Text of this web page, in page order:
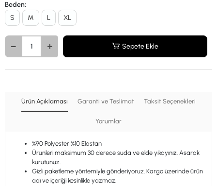
Beden:
S
M L XL
Sepete Ekle
Ürün Açıklaması Garanti ve Teslimat Taksit Seçenekleri
Yorumlar
%90 Polyester %10 Elastan
Ürünleri maksimum 30 derece suda ve elde yıkayınız. Asarak
kurutunuz.
Gizli paketleme yöntemiyle gönderiyoruz. Kargo üzerinde ürün
adı ve içeriği kesinlikle yazmaz.